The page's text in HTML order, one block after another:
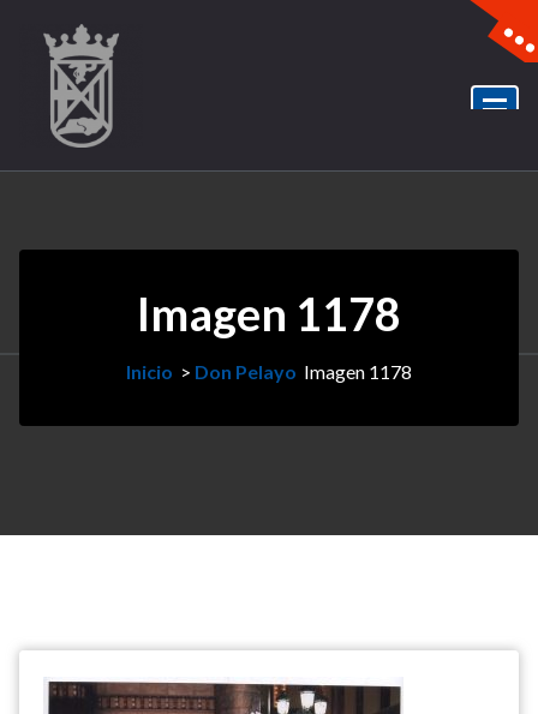
Imagen 1178
Inicio > Don Pelayo Imagen 1178